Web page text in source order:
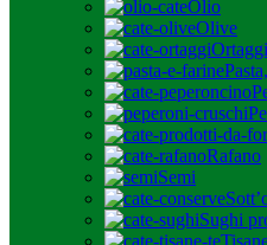
Olio
Olive
Rafano
Semi
Sughi